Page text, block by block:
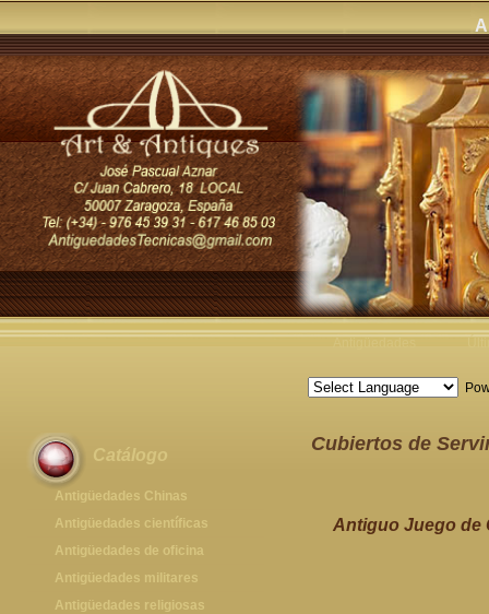
Catálogo
Antigüedades Chinas
Antigüedades Chinas
Antigüedades científicas
Antigüedades científicas
Antigüedades de oficina
Máquinas de escribir antiguas
Calculadoras antiguas
Antigüedades militares
Espadas antiguas
Antigüedades religiosas
Cubiertos de
Antiguo Juego de